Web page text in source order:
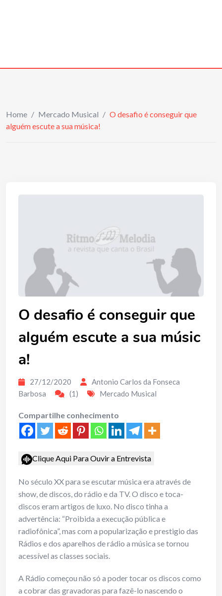
Home / Mercado Musical / O desafio é conseguir que
alguém escute a sua música!
O desafio é conseguir que
alguém escute a sua músic
a!
27/12/2020
Antonio Carlos da Fonseca
Barbosa
(1) Mercado Musical
Compartilhe conhecimento
Clique Aqui Para Ouvir a Entrevista
No século XX para se escutar música era através de
show, de discos, do rádio e da TV. O disco e toca-
discos eram artigos de luxo. No disco tinha a
advertência: “Proibida a execução pública e
radiofônica”, mas com a popularização e prestigio das
Rádios e dos aparelhos de rádio a música se tornou
acessível as classes sociais.
A Rádio começou não só a poder tocar os discos como
a cobrar das gravadoras para fazê-lo nascendo o